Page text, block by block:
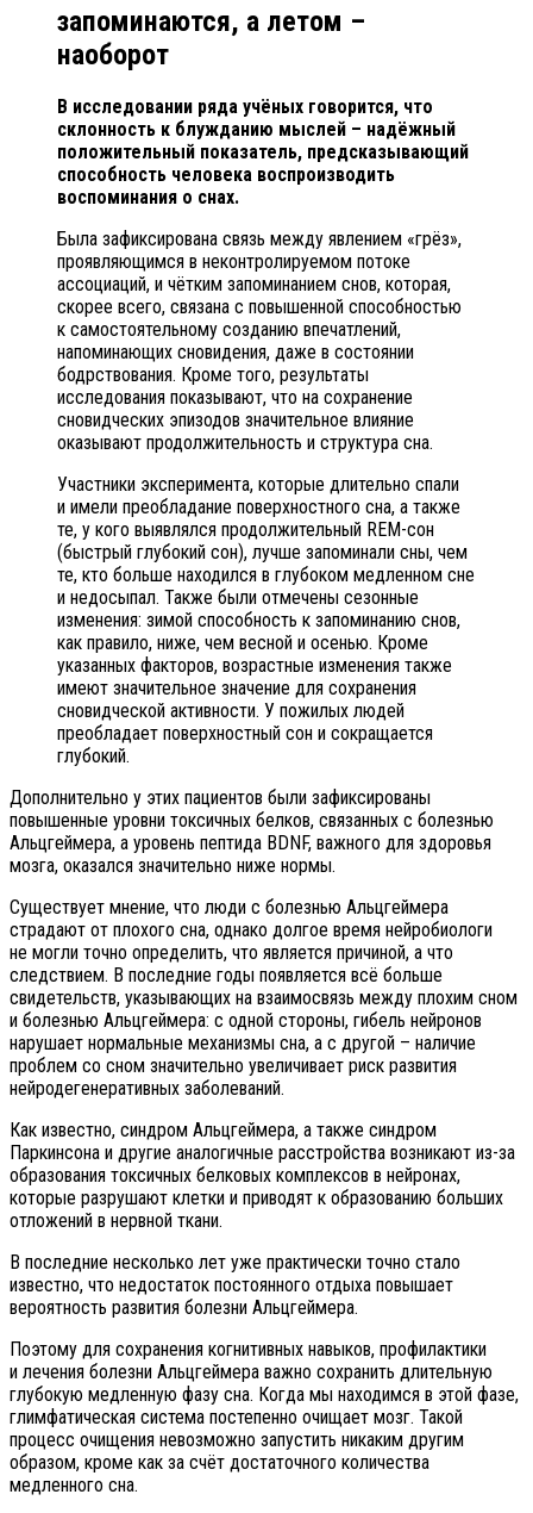
запоминаются, а летом –
наоборот
В исследовании ряда учёных говорится, что
склонность к блужданию мыслей – надёжный
положительный показатель, предсказывающий
способность человека воспроизводить
воспоминания о снах.
Была зафиксирована связь между явлением «грёз»,
проявляющимся в неконтролируемом потоке
ассоциаций, и чётким запоминанием снов, которая,
скорее всего, связана с повышенной способностью
к самостоятельному созданию впечатлений,
напоминающих сновидения, даже в состоянии
бодрствования. Кроме того, результаты
исследования показывают, что на сохранение
сновидческих эпизодов значительное влияние
оказывают продолжительность и структура сна.
Участники эксперимента, которые длительно спали
и имели преобладание поверхностного сна, а также
те, у кого выявлялся продолжительный REM-сон
(быстрый глубокий сон), лучше запоминали сны, чем
те, кто больше находился в глубоком медленном сне
и недосыпал. Также были отмечены сезонные
изменения: зимой способность к запоминанию снов,
как правило, ниже, чем весной и осенью. Кроме
указанных факторов, возрастные изменения также
имеют значительное значение для сохранения
сновидческой активности. У пожилых людей
преобладает поверхностный сон и сокращается
глубокий.
Дополнительно у этих пациентов были зафиксированы
повышенные уровни токсичных белков, связанных с болезнью
Альцгеймера, а уровень пептида BDNF, важного для здоровья
мозга, оказался значительно ниже нормы.
Существует мнение, что люди с болезнью Альцгеймера
страдают от плохого сна, однако долгое время нейробиологи
не могли точно определить, что является причиной, а что
следствием. В последние годы появляется всё больше
свидетельств, указывающих на взаимосвязь между плохим сном
и болезнью Альцгеймера: с одной стороны, гибель нейронов
нарушает нормальные механизмы сна, а с другой – наличие
проблем со сном значительно увеличивает риск развития
нейродегенеративных заболеваний.
Как известно, синдром Альцгеймера, а также синдром
Паркинсона и другие аналогичные расстройства возникают из-за
образования токсичных белковых комплексов в нейронах,
которые разрушают клетки и приводят к образованию больших
отложений в нервной ткани.
В последние несколько лет уже практически точно стало
известно, что недостаток постоянного отдыха повышает
вероятность развития болезни Альцгеймера.
Поэтому для сохранения когнитивных навыков, профилактики
и лечения болезни Альцгеймера важно сохранить длительную
глубокую медленную фазу сна. Когда мы находимся в этой фазе,
глимфатическая система постепенно очищает мозг. Такой
процесс очищения невозможно запустить никаким другим
образом, кроме как за счёт достаточного количества
медленного сна.